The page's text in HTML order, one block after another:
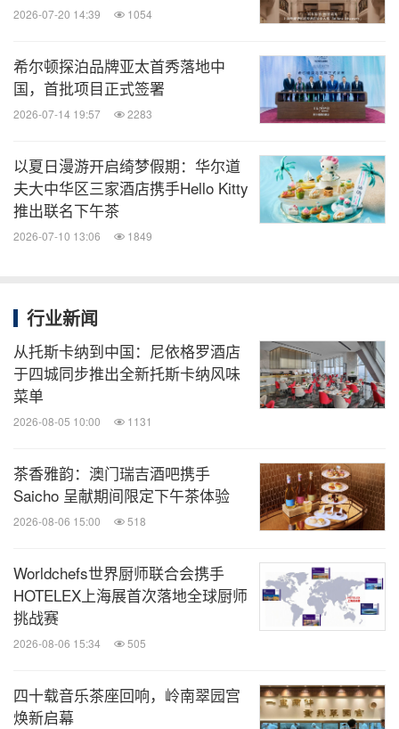
2026-07-20 14:39 1054
希尔顿探泊品牌亚太首秀落地中
国，首批项目正式签署
2026-07-14 19:57 2283
以夏日漫游开启绮梦假期：华尔道
夫大中华区三家酒店携手Hello Kitty
推出联名下午茶
2026-07-10 13:06 1849
行业新闻
从托斯卡纳到中国：尼依格罗酒店
于四城同步推出全新托斯卡纳风味
菜单
2026-08-05 10:00 1131
茶香雅韵：澳门瑞吉酒吧携手
Saicho 呈献期间限定下午茶体验
2026-08-06 15:00 518
Worldchefs世界厨师联合会携手
HOTELEX上海展首次落地全球厨师
挑战赛
2026-08-06 15:34 505
四十载音乐茶座回响，岭南翠园宫
焕新启幕